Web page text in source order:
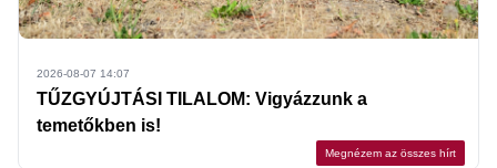
2026-08-07 14:07
TŰZGYÚJTÁSI TILALOM: Vigyázzunk a
temetőkben is!
Megnézem az összes hírt